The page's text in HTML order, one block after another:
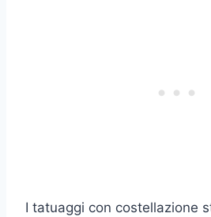
I tatuaggi con costellazione